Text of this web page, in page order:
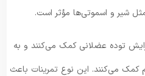
شیر و اسموتی‌ها مؤثر است.
توده عضلانی کمک می‌کنند و به
می‌کنند. این نوع تمرینات باعث